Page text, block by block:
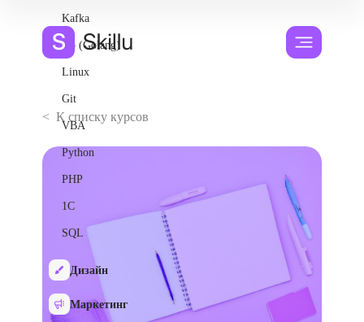
Kafka
Go (Golang)
Linux
Git
VBA
Python
PHP
1С
SQL
Дизайн
Маркетинг
< К списку курсов